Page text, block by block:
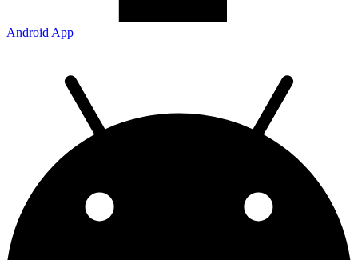
Android App